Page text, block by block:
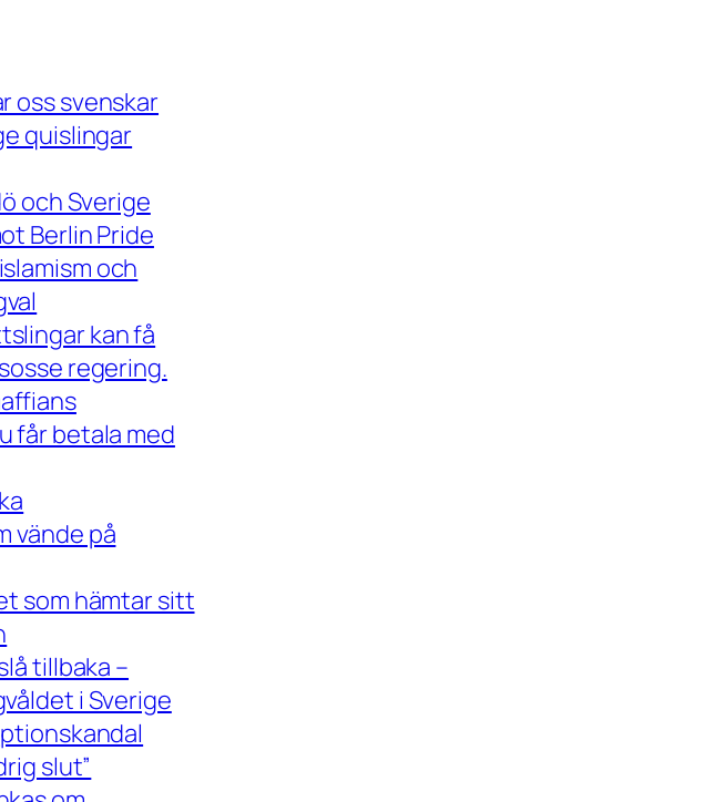
oss svenskar
quislingar
och Sverige
Berlin Pride
och
kan få
regering.
får betala med
vände på
som hämtar sitt
tillbaka –
i Sverige
slut”